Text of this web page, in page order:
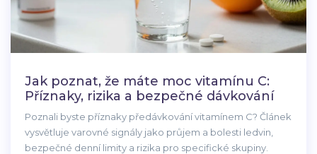
Jak poznat, že máte moc vitamínu C:
Příznaky, rizika a bezpečné dávkování
Poznali byste příznaky předávkování vitamínem C? Článek
vysvětluje varovné signály jako průjem a bolesti ledvin,
bezpečné denní limity a rizika pro specifické skupiny.